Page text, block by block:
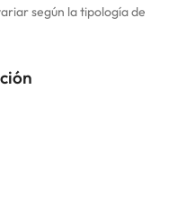
según la tipología de